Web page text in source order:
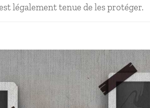
légalement tenue de les protéger.